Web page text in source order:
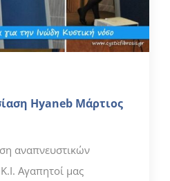
Hyaneb Μάρτιος
αναπνευστικών
Αγαπητοί μας